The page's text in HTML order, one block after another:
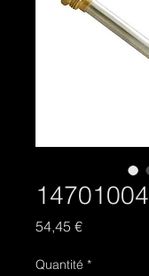
14701004
54,45 €Prix
Quantité *